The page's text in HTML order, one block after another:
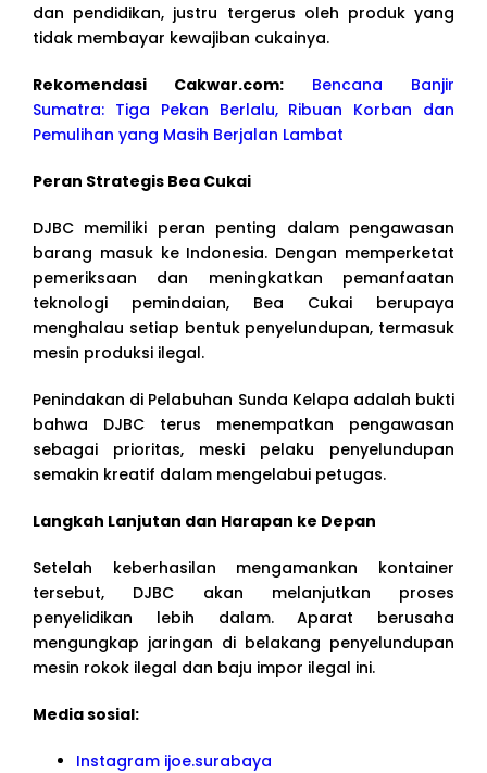
dan pendidikan, justru tergerus oleh produk yang
tidak membayar kewajiban cukainya.
Rekomendasi Cakwar.com: Bencana Banjir
Sumatra: Tiga Pekan Berlalu, Ribuan Korban dan
Pemulihan yang Masih Berjalan Lambat
Peran Strategis Bea Cukai
DJBC memiliki peran penting dalam pengawasan
barang masuk ke Indonesia. Dengan memperketat
pemeriksaan dan meningkatkan pemanfaatan
teknologi pemindaian, Bea Cukai berupaya
menghalau setiap bentuk penyelundupan, termasuk
mesin produksi ilegal.
Penindakan di Pelabuhan Sunda Kelapa adalah bukti
bahwa DJBC terus menempatkan pengawasan
sebagai prioritas, meski pelaku penyelundupan
semakin kreatif dalam mengelabui petugas.
Langkah Lanjutan dan Harapan ke Depan
Setelah keberhasilan mengamankan kontainer
tersebut, DJBC akan melanjutkan proses
penyelidikan lebih dalam. Aparat berusaha
mengungkap jaringan di belakang penyelundupan
mesin rokok ilegal dan baju impor ilegal ini.
Media sosial:
Instagram ijoe.surabaya